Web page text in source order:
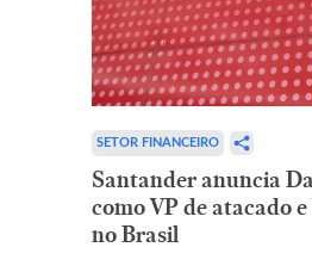
SETOR FINANCEIRO
Santander anuncia
como VP de atacado
no Brasil